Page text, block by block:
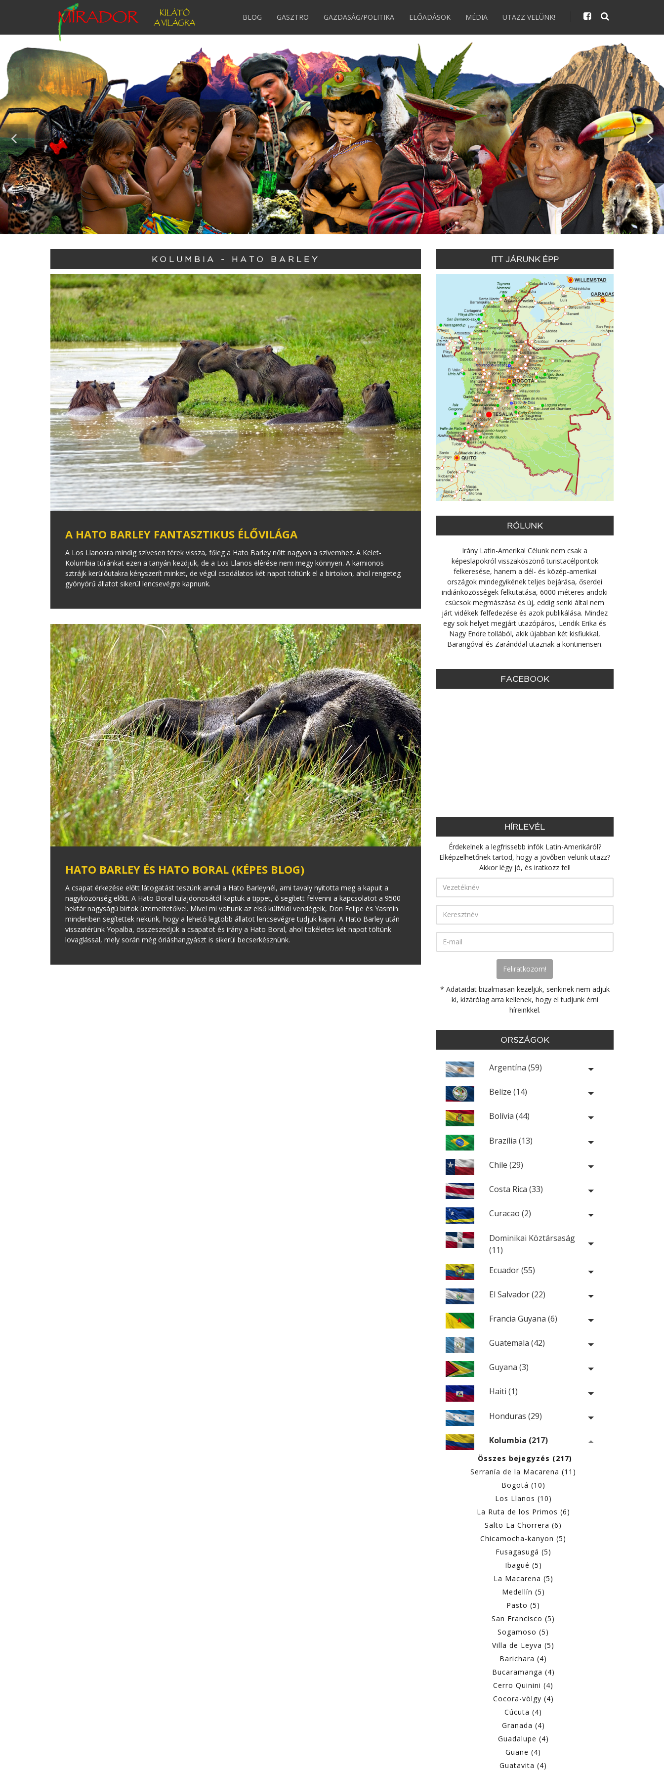
BLOG GASZTRO GAZDASÁG/POLITIKA ELŐADÁSOK MÉDIA UTAZZ VELÜNK!
KOLUMBIA - HATO BARLEY
A HATO BARLEY FANTASZTIKUS ÉLŐVILÁGA
A Los Llanosra mindig szívesen térek vissza, főleg a Hato Barley nőtt nagyon a szívemhez. A Kelet-
Kolumbia túránkat ezen a tanyán kezdjük, de a Los Llanos elérése nem megy könnyen. A kamionos
sztrájk kerülőutakra kényszerít minket, de végül csodálatos két napot töltünk el a birtokon, ahol rengeteg
gyönyörű állatot sikerül lencsevégre kapnunk.
HATO BARLEY ÉS HATO BORAL (KÉPES BLOG)
A csapat érkezése előtt látogatást teszünk annál a Hato Barleynél, ami tavaly nyitotta meg a kapuit a
nagyközönség előtt. A Hato Boral tulajdonosától kaptuk a tippet, ő segített felvenni a kapcsolatot a 9500
hektár nagyságú birtok üzemeltetőivel. Mivel mi voltunk az első külföldi vendégeik, Don Felipe és Yasmin
mindenben segítettek nekünk, hogy a lehető legtöbb állatot lencsevégre tudjuk kapni. A Hato Barley után
visszatérünk Yopalba, összeszedjük a csapatot és irány a Hato Boral, ahol tökéletes két napot töltünk
lovaglással, mely során még óriáshangyászt is sikerül becserkésznünk.
ITT JÁRUNK ÉPP
RÓLUNK
Irány Latin-Amerika! Célunk nem csak a
képeslapokról visszaköszönő turistacélpontok
felkeresése, hanem a dél- és közép-amerikai
országok mindegyikének teljes bejárása, őserdei
indiánközösségek felkutatása, 6000 méteres andoki
csúcsok megmászása és új, eddig senki által nem
járt vidékek felfedezése és azok publikálása. Mindez
egy sok helyet megjárt utazópáros, Lendik Erika és
Nagy Endre tollából, akik újabban két kisfiukkal,
Barangóval és Zaránddal utaznak a kontinensen.
FACEBOOK
HÍRLEVÉL
Érdekelnek a legfrissebb infók Latin-Amerikáról?
Elképzelhetőnek tartod, hogy a jövőben velünk utazz?
Akkor légy jó, és iratkozz fel!
* Adataidat bizalmasan kezeljük, senkinek nem adjuk
ki, kizárólag arra kellenek, hogy el tudjunk érni
híreinkkel.
ORSZÁGOK
Argentína (59)
Belize (14)
Bolívia (44)
Brazília (13)
Chile (29)
Costa Rica (33)
Curacao (2)
Dominikai Köztársaság
(11)
Ecuador (55)
El Salvador (22)
Francia Guyana (6)
Guatemala (42)
Guyana (3)
Haiti (1)
Honduras (29)
Kolumbia (217)
Összes bejegyzés (217)
Serranía de la Macarena (11)
Bogotá (10)
Los Llanos (10)
La Ruta de los Primos (6)
Salto La Chorrera (6)
Chicamocha-kanyon (5)
Fusagasugá (5)
Ibagué (5)
La Macarena (5)
Medellín (5)
Pasto (5)
San Francisco (5)
Sogamoso (5)
Villa de Leyva (5)
Barichara (4)
Bucaramanga (4)
Cerro Quinini (4)
Cocora-völgy (4)
Cúcuta (4)
Granada (4)
Guadalupe (4)
Guane (4)
Guatavita (4)